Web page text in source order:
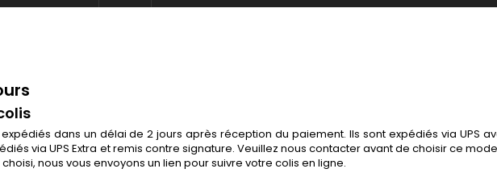
dans un délai de 2 jours après réception du paiement. Ils sont expédiés via UPS
via UPS Extra et remis contre signature. Veuillez nous contacter avant de choisir ce
nous vous envoyons un lien pour suivre votre colis en ligne.